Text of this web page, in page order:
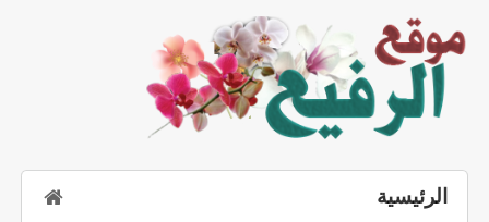
الرئيسية